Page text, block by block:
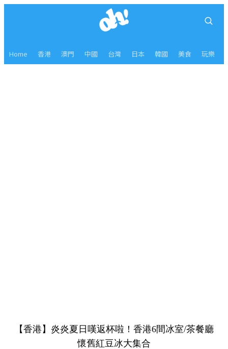
Home 香港 澳門 中國 台灣 日本 韓國 美食 玩樂
【香港】炎炎夏日嘆返杯啦！香港6間冰室/茶餐廳
懷舊紅豆冰大集合